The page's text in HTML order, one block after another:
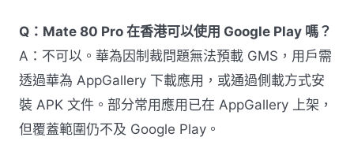
Q：Mate 80 Pro 在香港可以使用 Google Play 嗎？
A：不可以。華為因制裁問題無法預載 GMS，用戶需
透過華為 AppGallery 下載應用，或通過側載方式安
裝 APK 文件。部分常用應用已在 AppGallery 上架，
但覆蓋範圍仍不及 Google Play。